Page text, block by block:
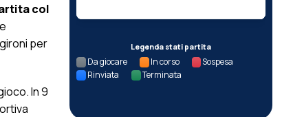
col
per
In 9
Legenda stati partita
Da giocare In corso
Sospesa
Rinviata
Terminata